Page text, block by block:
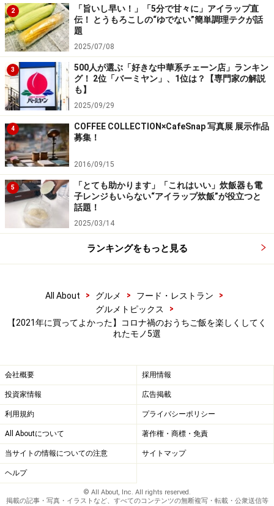
おやつや朝食、夜食にと、様々なシーンで気軽に食べら
れる中華まん。従来は食べる際に、1個ずつお皿にのせ
てラップをかけて温め、食べきれない分はこれまた1個
ずつ包んで冷凍保存……という消費の仕方でしたが、そん
な常識を覆す商品が、「新宿中村屋」から2021年8月に
発売されました。
個包装で保存しやすいのに加え、外袋ごと電子レンジで
温められるという、大変便利な中華まんなんです。味
は、肉まん、あんまん、ピザまん、インドカレーまんの
4種類があり、6個入りのボリュームパック（希望小売価
格535円）では、3個ずつ2種類が入っているのが嬉しい
ところ。
ちなみに食べる際は、電子レンジで既定の時間温めてか
ら、そのまま少し置いてから開封すると、熱が均一に通
新宿中村屋
3. ケーキの箱がすっぽり入るエコバック
【パティスリー クグラパン】
コンパクトながらも、ケーキ箱がちゃんと収まるマチの大き
さ
レジ袋有料化に伴い、エコバッグを持ち歩くことがすっ
2
「旨いし早い！」「5分で甘々に」アイラップ直
伝！ とうもろこしの“ゆでない”簡単調理テクが話
題
2025/07/08
3
500人が選ぶ「好きな中華系チェーン店」ランキン
グ！ 2位「バーミヤン」、1位は？【専門家の解説
も】
2025/09/29
4
COFFEE COLLECTION×CafeSnap 写真展 展示作品
募集！
2016/09/15
5
「とても助かります」「これはいい」炊飯器も電
子レンジもいらない“アイラップ炊飯”が役立つと
話題！
2025/03/14
ランキングをもっと見る
All About > グルメ > フード・レストラン
>
グルメトピックス
>
【2021年に買ってよかった】コロナ禍のおうちご飯を楽しくしてく
れたモノ5選
会社概要 採用情報
投資家情報 広告掲載
利用規約 プライバシーポリシー
All Aboutについて 著作権・商標・免責
当サイトの情報についての注意 サイトマップ
ヘルプ
© All About, Inc. All rights reserved.
掲載の記事・写真・イラストなど、すべてのコンテンツの無断複写・転載・公衆送信等